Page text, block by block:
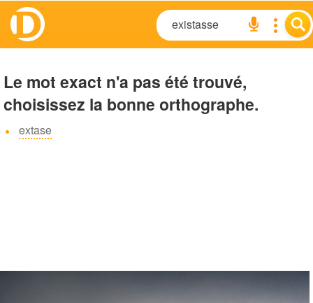
Le mot exact n'a pas été trouvé,
choisissez la bonne orthographe.
extase